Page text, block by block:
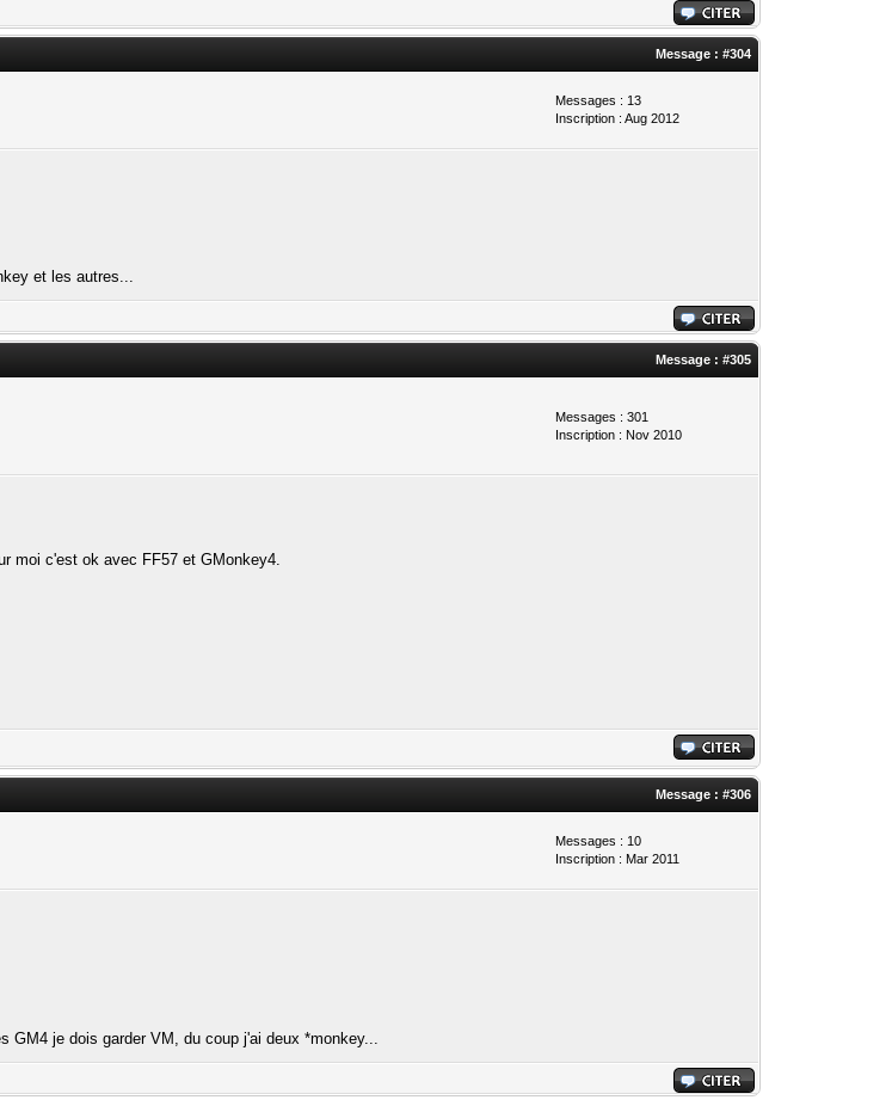
Message :#304
Messages : 13
Inscription : Aug 2012
et les autres...
Message :#305
Messages : 301
Inscription : Nov 2010
moi c'est ok avec FF57 et GMonkey4.
Message :#306
Messages : 10
Inscription : Mar 2011
je dois garder VM, du coup j'ai deux *monkey...